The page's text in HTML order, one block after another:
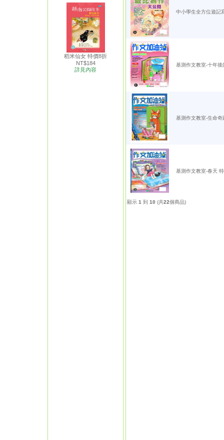
稻米仙女 特價8折
NT$184
詳見內容
中小學生全方位遊記
基測作文教室-十年
基測作文教室-生命奇
基測作文教室-春天
顯示 1 到 10 (共22個商品)